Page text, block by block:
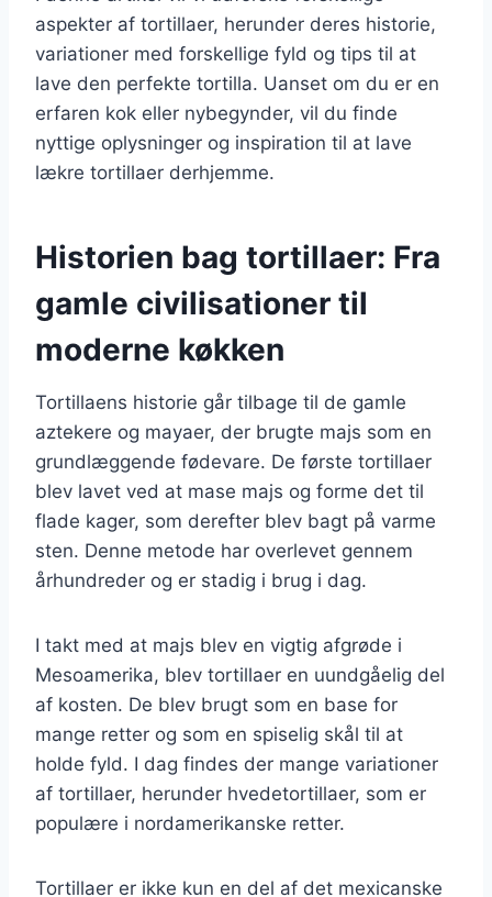
aspekter af tortillaer, herunder deres historie,
variationer med forskellige fyld og tips til at
lave den perfekte tortilla. Uanset om du er en
erfaren kok eller nybegynder, vil du finde
nyttige oplysninger og inspiration til at lave
lækre tortillaer derhjemme.
Historien bag tortillaer: Fra
gamle civilisationer til
moderne køkken
Tortillaens historie går tilbage til de gamle
aztekere og mayaer, der brugte majs som en
grundlæggende fødevare. De første tortillaer
blev lavet ved at mase majs og forme det til
flade kager, som derefter blev bagt på varme
sten. Denne metode har overlevet gennem
århundreder og er stadig i brug i dag.
I takt med at majs blev en vigtig afgrøde i
Mesoamerika, blev tortillaer en uundgåelig del
af kosten. De blev brugt som en base for
mange retter og som en spiselig skål til at
holde fyld. I dag findes der mange variationer
af tortillaer, herunder hvedetortillaer, som er
populære i nordamerikanske retter.
Tortillaer er ikke kun en del af det mexicanske